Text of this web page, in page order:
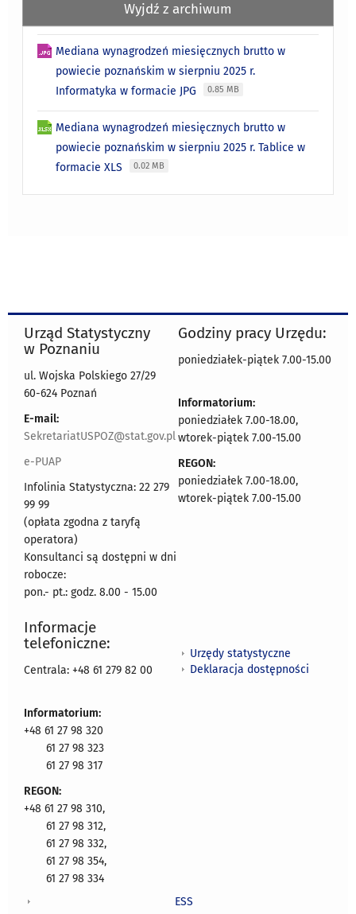
Wyjdź z archiwum
Mediana wynagrodzeń miesięcznych brutto w
powiecie poznańskim w sierpniu 2025 r.
Informatyka w formacie JPG
0.85 MB
Mediana wynagrodzeń miesięcznych brutto w
powiecie poznańskim w sierpniu 2025 r. Tablice w
formacie XLS
0.02 MB
Urząd Statystyczny
w Poznaniu
ul. Wojska Polskiego 27/29
60-624 Poznań
E-mail:
SekretariatUSPOZ@stat.gov.pl
e-PUAP
Infolinia Statystyczna: 22 279
99 99
(opłata zgodna z taryfą
operatora)
Konsultanci są dostępni w dni
robocze:
pon.- pt.: godz. 8.00 - 15.00
Godziny pracy Urzędu:
poniedziałek-piątek 7.00-15.00
Informatorium:
poniedziałek 7.00-18.00,
wtorek-piątek 7.00-15.00
REGON:
poniedziałek 7.00-18.00,
wtorek-piątek 7.00-15.00
Informacje
telefoniczne:
Centrala: +48 61 279 82 00
Informatorium:
+48 61 27 98 320
61 27 98 323
61 27 98 317
REGON:
+48 61 27 98 310,
61 27 98 312,
61 27 98 332,
61 27 98 354,
61 27 98 334
Urzędy statystyczne
Deklaracja dostępności
ESS